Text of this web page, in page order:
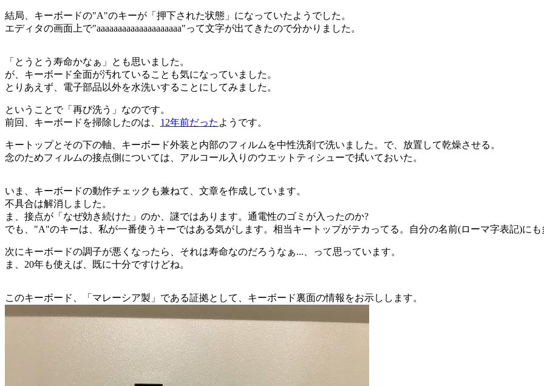
結局、キーボードの"A"のキーが「押下された状態」になっていたようでした。
エディタの画面上で"aaaaaaaaaaaaaaaaaaaa"って文字が出てきたので分かりました。
「とうとう寿命かなぁ」とも思いました。
が、キーボード全面が汚れていることも気になっていました。
とりあえず、電子部品以外を水洗いすることにしてみました。
ということで「再び洗う」なのです。
前回、キーボードを掃除したのは、 12年前だった ようです。
キートップとその下の軸、キーボード外装と内部のフィルムを中性洗剤で洗いました。で、放置して乾燥させる。
念のためフィルムの接点側については、アルコール入りのウエットティシューで拭いておいた。
いま、キーボードの動作チェックも兼ねて、文章を作成しています。
不具合は解消しました。
ま、接点が「なぜ効き続けた」のか、謎ではあります。通電性のゴミが入ったのか?
でも、"A"のキーは、私が一番使うキーではある気がします。相当キートップがテカってる。自分の名前(ローマ字表記)にも
次にキーボードの調子が悪くなったら、それは寿命なのだろうなぁ...、って思っています。
ま、20年も使えば、既に十分ですけどね。
このキーボード、「マレーシア製」である証拠として、キーボード裏面の情報をお示しします。